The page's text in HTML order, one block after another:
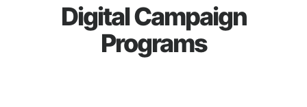
Digital Campaign
Programs